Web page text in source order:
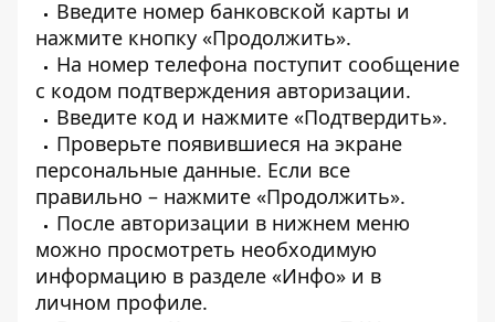
Введите номер банковской карты и
нажмите кнопку «Продолжить».
На номер телефона поступит сообщение
с кодом подтверждения авторизации.
Введите код и нажмите «Подтвердить».
Проверьте появившиеся на экране
персональные данные. Если все
правильно – нажмите «Продолжить».
После авторизации в нижнем меню
можно просмотреть необходимую
информацию в разделе «Инфо» и в
личном профиле.